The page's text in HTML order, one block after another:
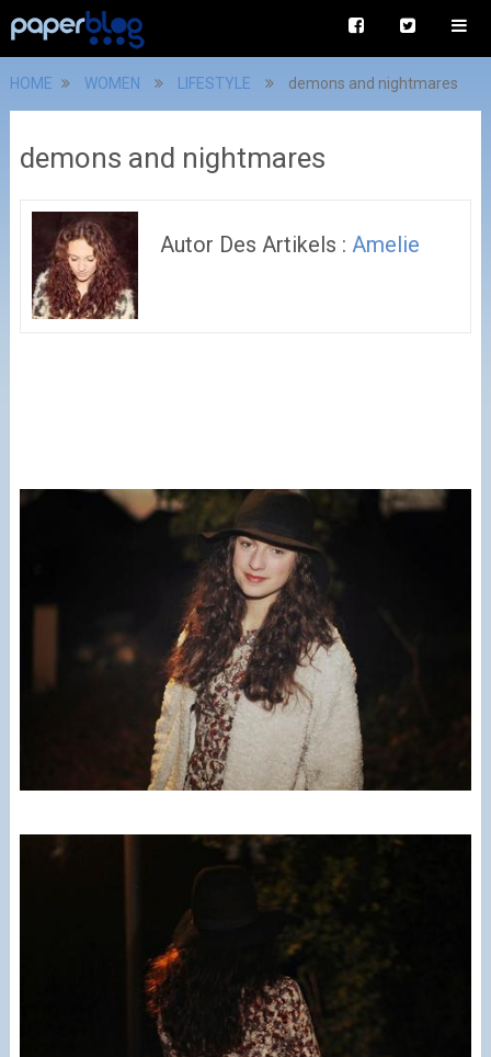
HOME WOMEN LIFESTYLE demons and nightmares
demons and nightmares
Autor Des Artikels :Amelie